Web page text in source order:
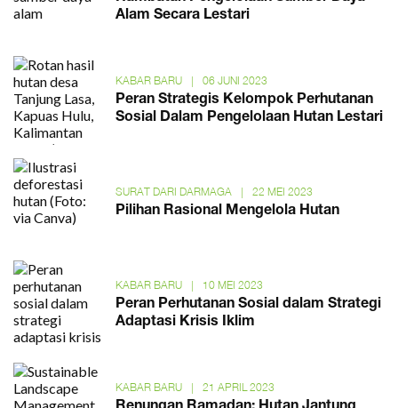
Alam Secara Lestari
KABAR BARU | 06 JUNI 2023
Peran Strategis Kelompok Perhutanan
Sosial Dalam Pengelolaan Hutan Lestari
SURAT DARI DARMAGA | 22 MEI 2023
Pilihan Rasional Mengelola Hutan
KABAR BARU | 10 MEI 2023
Peran Perhutanan Sosial dalam Strategi
Adaptasi Krisis Iklim
KABAR BARU | 21 APRIL 2023